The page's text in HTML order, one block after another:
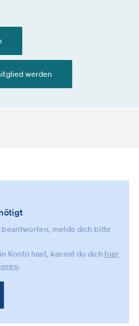
werden
beantworten, melde dich bitte
Konto hast, kannst du dich hier
.